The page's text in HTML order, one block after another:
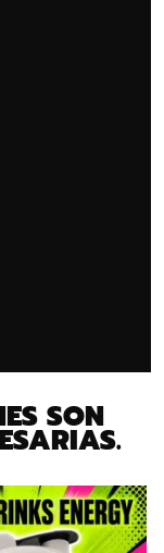
energética
un subidón que
y
gym, gaming
raras.
SON